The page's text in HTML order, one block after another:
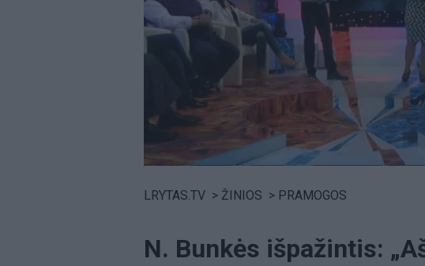
LRYTAS.TV > ŽINIOS > PRAMOGOS
N. Bunkės išpažintis: